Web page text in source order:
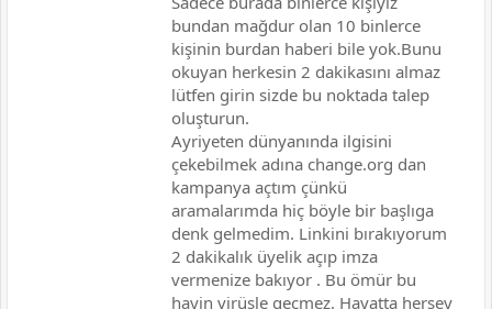
bundan mağdur olan 10 binlerce
kişinin burdan haberi bile yok.Bunu
okuyan herkesin 2 dakikasını almaz
lütfen girin sizde bu noktada talep
oluşturun.
Ayriyeten dünyanında ilgisini
çekebilmek adına change.org dan
kampanya açtım çünkü
aramalarımda hiç böyle bir başlıga
denk gelmedim. Linkini bırakıyorum
2 dakikalık üyelik açıp imza
vermenize bakıyor . Bu ömür bu
hayin virüsle geçmez. Hayatta herşey